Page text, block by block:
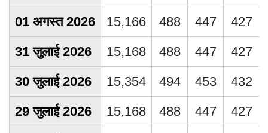
01 अगस्त 2026
15,166 488 447
427
31 जुलाई 2026
15,168 488 447
427
30 जुलाई 2026
15,354 494 453
432
29 जुलाई 2026
15,168 488 447
427